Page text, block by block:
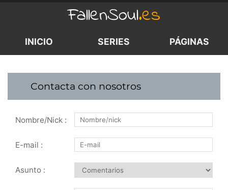
FallenSoul.es
INICIO SERIES PÁGINAS
Contacta con nosotros
Nombre/Nick :
E-mail :
Asunto :